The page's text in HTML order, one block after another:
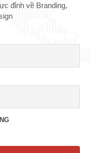
đỉnh về Branding,